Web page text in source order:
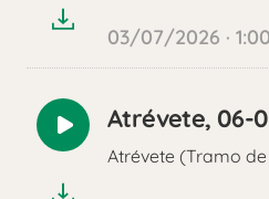
03/07/2026 ·
Reproducir
audio
Atrévete, 06-
Atrévete (Tramo